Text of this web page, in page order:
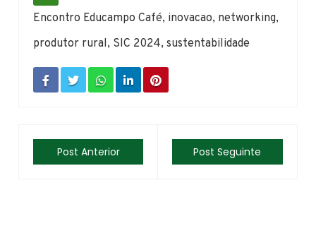
Encontro Educampo Café, inovacao, networking,
produtor rural, SIC 2024,sustentabilidade
Post Anterior Post Seguinte